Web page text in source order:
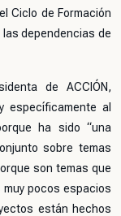
Ciclo de Formación
dependencias de
de ACCIÓN,
específicamente al
ha sido “una
sobre temas
son temas que
pocos espacios
están hechos